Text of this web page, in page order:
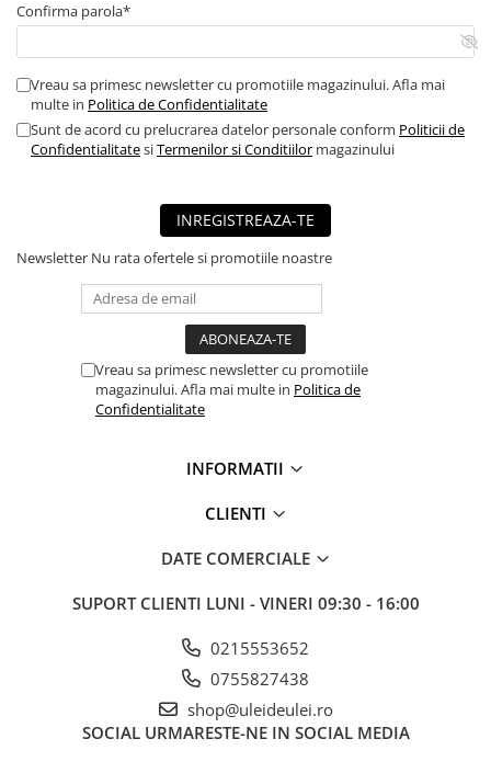
► Ulei motor autoturisme
■ Ulei motor RAVENOL
■ Ulei motor LIQUI MOLY
■ Ulei motor CASTROL
■ Ulei motor MOBIL
■ Ulei motor VALVOLINE
■ Ulei motor ROWE
■ Ulei motor SHELL
■ Ulei motor TOTAL
■ Ulei motor KROON
■ Ulei motor KROSS
Ulei motor DACIA
Confirma parola*
Vreau sa primesc newsletter cu promotiile magazinului. Afla mai
multe in Politica de Confidentialitate
Sunt de acord cu prelucrarea datelor personale conform Politicii de
ConfidentialitatesiTermenilor si Conditiilor magazinului
INREGISTREAZA-TE
Newsletter Nu rata ofertele si promotiile noastre
Vreau sa primesc newsletter cu promotiile
magazinului. Afla mai multe in Politica de
Confidentialitate
INFORMATII
CLIENTI
DATE COMERCIALE
SUPORT CLIENTI LUNI - VINERI 09:30 - 16:00
0215553652
0755827438
shop@uleideulei.ro
SOCIAL URMARESTE-NE IN SOCIAL MEDIA